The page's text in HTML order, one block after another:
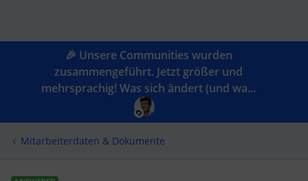
🎉 Unsere Communities wurden
zusammengeführt. Jetzt größer und
mehrsprachig! Was sich ändert (und wa...
Mitarbeiterdaten & Dokumente